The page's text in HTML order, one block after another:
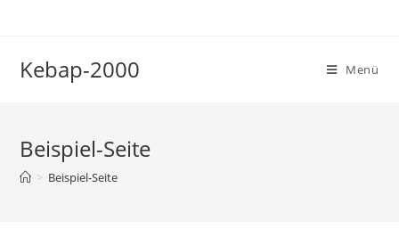
Kebap-2000 Menü
Beispiel-Seite
> Beispiel-Seite